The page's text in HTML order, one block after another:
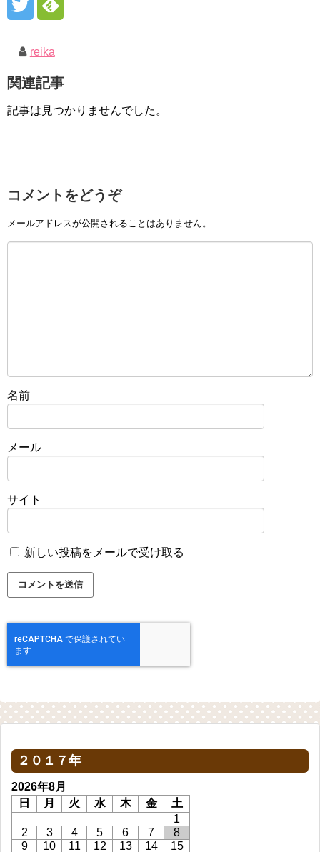
reika
関連記事
記事は見つかりませんでした。
コメントをどうぞ
メールアドレスが公開されることはありません。
名前
メール
サイト
新しい投稿をメールで受け取る
２０１７年
2026年8月
日
月 火 水 木 金
土
1
2
3 4 5 6 7
8
9
10 11 12 13 14 15